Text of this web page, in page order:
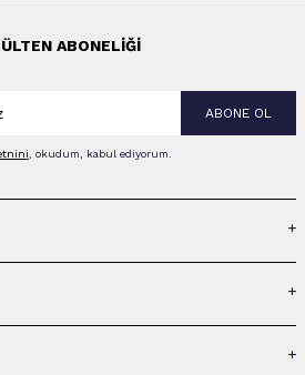
ABONELIĞI
ABONE OL
, okudum, kabul ediyorum.